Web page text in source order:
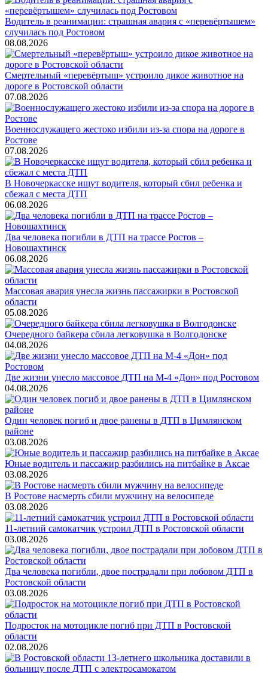
Водитель в реанимации: страшная авария с «перевёртышем»
случилась под Ростовом
08.08.2026
Смертельный «перевёртыш» устроило дикое животное на
дороге в Ростовской области
07.08.2026
Военнослужащего жестоко избили из-за спора на дороге в
Ростове
07.08.2026
В Новочеркасске ищут водителя, который сбил ребенка и
сбежал с места ДТП
06.08.2026
Два человека погибли в ДТП на трассе Ростов –
Новошахтинск
06.08.2026
Массовая авария унесла жизнь пассажирки в Ростовской
области
05.08.2026
Очередного байкера сбила легковушка в Волгодонске
04.08.2026
Две жизни унесло массовое ДТП на М-4 «Дон» под Ростовом
04.08.2026
Один человек погиб и двое ранены в ДТП в Цимлянском
районе
03.08.2026
Юные водитель и пассажир разбились на питбайке в Аксае
03.08.2026
В Ростове насмерть сбили мужчину на велосипеде
03.08.2026
11-летний самокатчик устроил ДТП в Ростовской области
03.08.2026
Два человека погибли, двое пострадали при лобовом ДТП в
Ростовской области
03.08.2026
Подросток на мотоцикле погиб при ДТП в Ростовской
области
02.08.2026